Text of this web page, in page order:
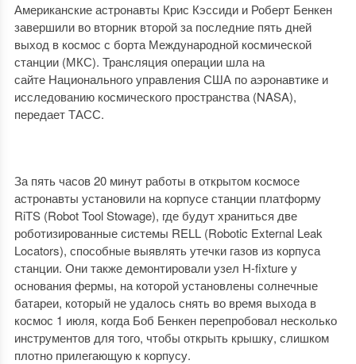
Американские астронавты Крис Кэссиди и Роберт Бенкен
завершили во вторник второй за последние пять дней
выход в космос с борта Международной космической
станции (МКС). Трансляция операции шла на
сайте Национального управления США по аэронавтике и
исследованию космического пространства (NASA),
передает ТАСС.
За пять часов 20 минут работы в открытом космосе
астронавты установили на корпусе станции платформу
RiTS (Robot Tool Stowage), где будут храниться две
роботизированные системы RELL (Robotic External Leak
Locators), способные выявлять утечки газов из корпуса
станции. Они также демонтировали узел H-fixture у
основания фермы, на которой установлены солнечные
батареи, который не удалось снять во время выхода в
космос 1 июля, когда Боб Бенкен перепробовал несколько
инструментов для того, чтобы открыть крышку, слишком
плотно прилегающую к корпусу.